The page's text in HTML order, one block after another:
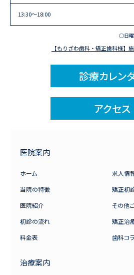
13:30〜18:00
○日曜
【もりざわ歯科・矯正歯科様】
診療カレン
アクセス
医院案内
ホーム
当院の特徴
医院紹介
初診の流れ
料金表
求人情
矯正初
その他
矯正治
歯科コ
治療案内